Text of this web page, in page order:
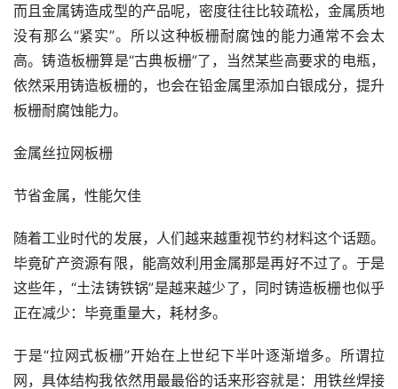
而且金属铸造成型的产品呢，密度往往比较疏松，金属质地
没有那么“紧实”。所以这种板栅耐腐蚀的能力通常不会太
高。铸造板栅算是“古典板栅”了，当然某些高要求的电瓶，
依然采用铸造板栅的，也会在铅金属里添加白银成分，提升
板栅耐腐蚀能力。
金属丝拉网板栅
节省金属，性能欠佳
随着工业时代的发展，人们越来越重视节约材料这个话题。
毕竟矿产资源有限，能高效利用金属那是再好不过了。于是
这些年，“土法铸铁锅”是越来越少了，同时铸造板栅也似乎
正在减少：毕竟重量大，耗材多。
于是“拉网式板栅”开始在上世纪下半叶逐渐增多。所谓拉
网，具体结构我依然用最最俗的话来形容就是：用铁丝焊接